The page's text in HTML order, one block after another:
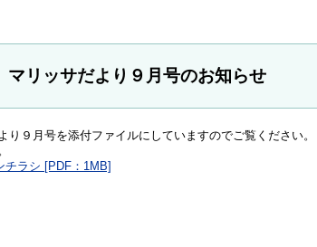
マリッサだより９月号のお知らせ
９月号を添付ファイルにしていますのでご覧ください。
チラシ [PDF：1MB]